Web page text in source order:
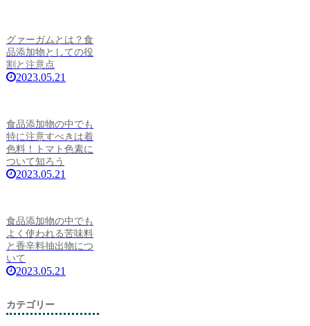
グァーガムとは？食
品添加物としての役
割と注意点
2023.05.21
食品添加物の中でも
特に注意すべきは着
色料！トマト色素に
ついて知ろう
2023.05.21
食品添加物の中でも
よく使われる苦味料
と香辛料抽出物につ
いて
2023.05.21
カテゴリー